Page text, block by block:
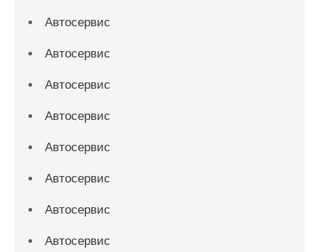
Автосервис
Автосервис
Автосервис
Автосервис
Автосервис
Автосервис
Автосервис
Автосервис